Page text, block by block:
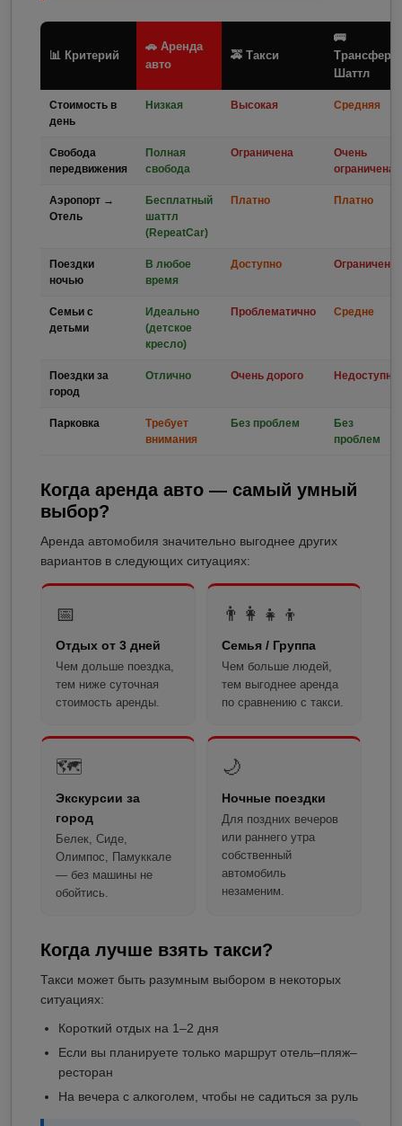
📊 Критерий
🚗 Аренда
авто
🚕 Такси
🚌
Трансфер /
Шаттл
Стоимость в
день
Низкая Высокая Средняя
Свобода
передвижения
Полная
свобода
Ограничена
Очень
ограничена
Аэропорт →
Отель
Бесплатный
шаттл
(RepeatCar)
Платно Платно
Поездки
ночью
В любое
время
Доступно Ограничено
Семьи с
детьми
Идеально
(детское
кресло)
Проблематично Средне
Поездки за
город
Отлично Очень дорого Недоступно
Парковка
Требует
внимания
Без проблем
Без
проблем
Когда аренда авто — самый умный
выбор?
Аренда автомобиля значительно выгоднее других
вариантов в следующих ситуациях:
📅
Отдых от 3 дней
Чем дольше поездка,
тем ниже суточная
стоимость аренды.
👨‍👩‍👧‍👦
Семья / Группа
Чем больше людей,
тем выгоднее аренда
по сравнению с такси.
🗺️
Экскурсии за
город
Белек, Сиде,
Олимпос, Памуккале
— без машины не
обойтись.
🌙
Ночные поездки
Для поздних вечеров
или раннего утра
собственный
автомобиль
незаменим.
Когда лучше взять такси?
Такси может быть разумным выбором в некоторых
ситуациях:
Короткий отдых на 1–2 дня
Если вы планируете только маршрут отель–пляж–
ресторан
На вечера с алкоголем, чтобы не садиться за руль